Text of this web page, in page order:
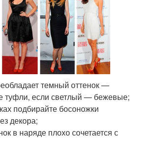
темный оттенок —
туфли, если светлый — бежевые;
подбирайте босоножки
декора;
в наряде плохо сочетается с